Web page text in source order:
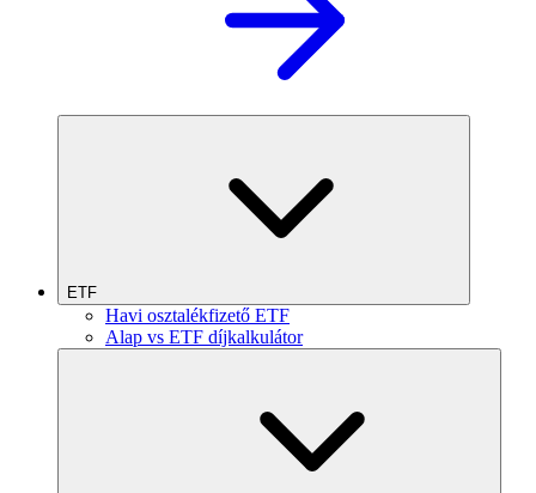
ETF
Havi osztalékfizető ETF
Alap vs ETF díjkalkulátor